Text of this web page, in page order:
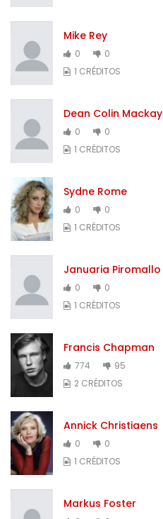
Mike Rey
0
0
1 CRÉDITOS
Dean Colin Mackay
0
0
1 CRÉDITOS
Sydne Rome
0
0
1 CRÉDITOS
Januaria Piromallo
0
0
1 CRÉDITOS
Francis Chapman
774
95
2 CRÉDITOS
Annick Christiaens
0
0
1 CRÉDITOS
Markus Foster